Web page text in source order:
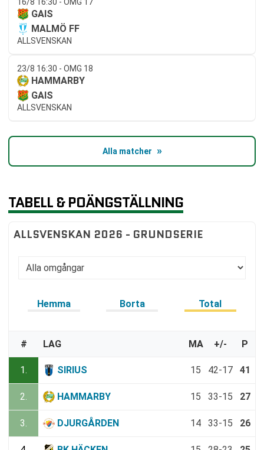
GAIS
MALMÖ FF
ALLSVENSKAN
23/8 16:30 - OMG 18
HAMMARBY
GAIS
ALLSVENSKAN
Alla matcher
TABELL & POÄNGSTÄLLNING
ALLSVENSKAN 2026 - GRUNDSERIE
Hemma Borta Total
# LAG MA +/- P
1. SIRIUS 15 42-17 41
2. HAMMARBY 15 33-15 27
3. DJURGÅRDEN 14 33-15 26